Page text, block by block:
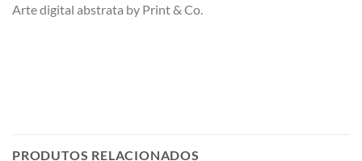
Arte digital abstrata by Print & Co.
PRODUTOS RELACIONADOS